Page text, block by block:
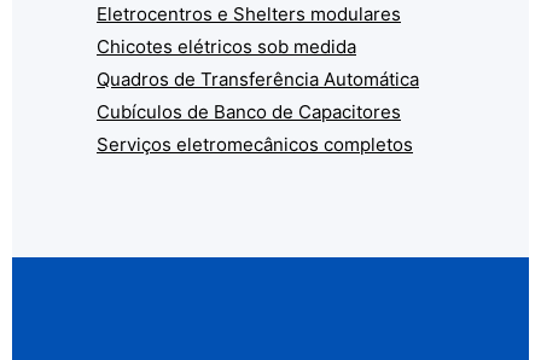
Eletrocentros e Shelters modulares
Chicotes elétricos sob medida
Quadros de Transferência Automática
Cubículos de Banco de Capacitores
Serviços eletromecânicos completos